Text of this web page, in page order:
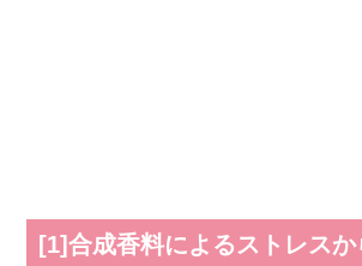
[1]合成香料によるストレス